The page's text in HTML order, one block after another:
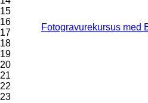
15
16
17
18
19
20
21
22
23
Fotogravurekursus med